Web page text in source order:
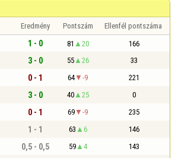
Eredmény Pontszám Ellenfél pontszáma
1 - 0 81 20 166
3 - 0 55 26 33
0 - 1 64 -9 221
3 - 0 40 25 0
0 - 1 69 -9 235
1 - 1 63 6 146
0,5 - 0,5 59 4 143